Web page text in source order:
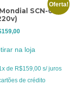
Oferta!
SCN-04
159,00O
atual
é:
R$159,00.
na loja
de R$159,00 s/ juros
de crédito